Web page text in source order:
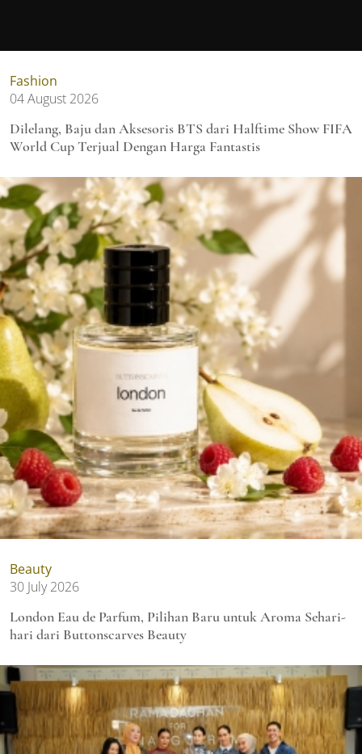
Fashion
04 August 2026
Dilelang, Baju dan Aksesoris BTS dari Halftime Show FIFA
World Cup Terjual Dengan Harga Fantastis
Beauty
30 July 2026
London Eau de Parfum, Pilihan Baru untuk Aroma Sehari-
hari dari Buttonscarves Beauty